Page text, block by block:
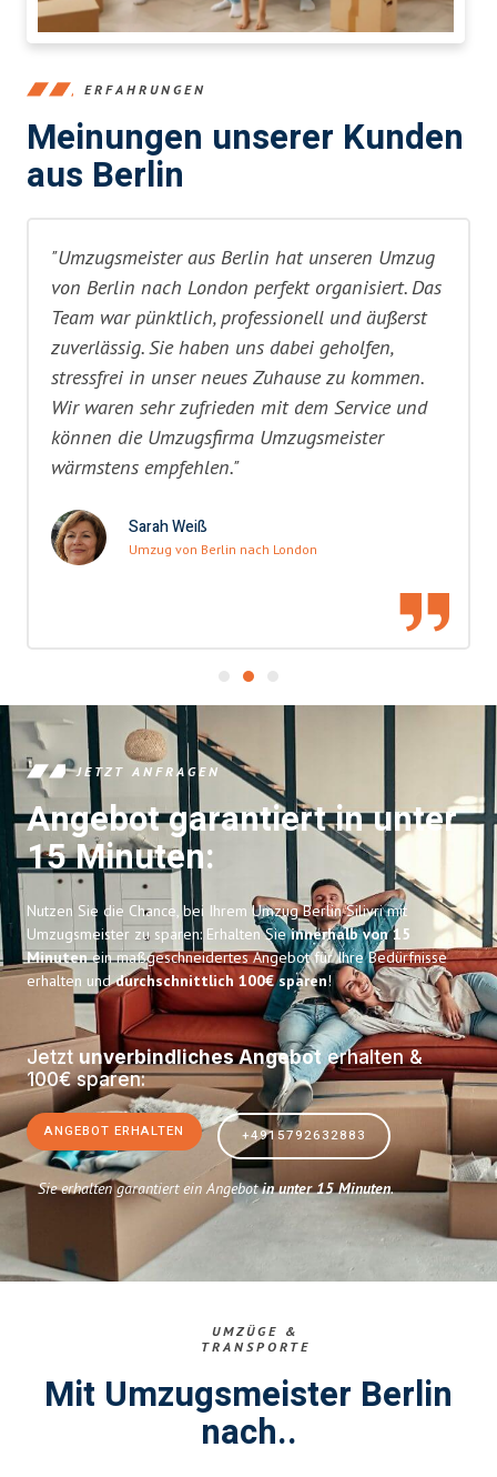
ERFAHRUNGEN
Meinungen unserer Kunden
aus Berlin
"Umzugsmeister aus Berlin hat unseren Umzug
von Berlin nach London perfekt organisiert. Das
Team war pünktlich, professionell und äußerst
zuverlässig. Sie haben uns dabei geholfen,
stressfrei in unser neues Zuhause zu kommen.
Wir waren sehr zufrieden mit dem Service und
können die Umzugsfirma Umzugsmeister
wärmstens empfehlen."
Sarah Weiß
Umzug von Berlin nach London
JETZT ANFRAGEN
Angebot garantiert in unter
15 Minuten:
Nutzen Sie die Chance, bei Ihrem Umzug Berlin Silivri mit
Umzugsmeister zu sparen: Erhalten Sieinnerhalb von 15
Minutenein maßgeschneidertes Angebot für Ihre Bedürfnisse
erhalten unddurchschnittlich 100€ sparen!
Jetzt unverbindliches Angeboterhalten &
100€ sparen:
ANGEBOT ERHALTEN +4915792632883
Sie erhalten garantiert ein Angebotin unter 15 Minuten.
UMZÜGE &
TRANSPORTE
Mit Umzugsmeister Berlin
nach..